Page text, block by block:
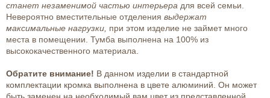
станет незаменимой частью интерьера для всей семьи.
Невероятно вместительные отделения выдержат
максимальные нагрузки, при этом изделие не займет много
места в помещении. Тумба выполнена на 100% из
высококачественного материала.
Обратите внимание! В данном изделии в стандартной
комплектации кромка выполнена в цвете алюминий. Он может